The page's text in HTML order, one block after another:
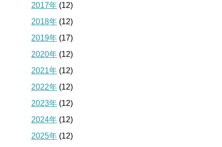
2017年 (12)
2018年 (12)
2019年 (17)
2020年 (12)
2021年 (12)
2022年 (12)
2023年 (12)
2024年 (12)
2025年 (12)